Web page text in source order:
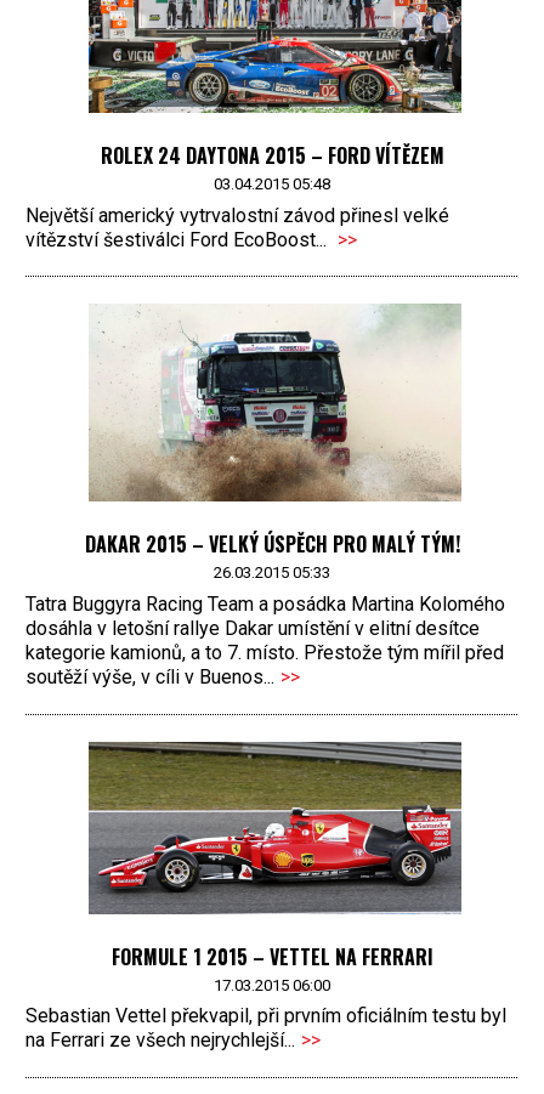
ROLEX 24 DAYTONA 2015 – FORD VÍTĚZEM
03.04.2015 05:48
Největší americký vytrvalostní závod přinesl velké
vítězství šestiválci Ford EcoBoost... >>
DAKAR 2015 – VELKÝ ÚSPĚCH PRO MALÝ TÝM!
26.03.2015 05:33
Tatra Buggyra Racing Team a posádka Martina Kolomého
dosáhla v letošní rallye Dakar umístění v elitní desítce
kategorie kamionů, a to 7. místo. Přestože tým mířil před
soutěží výše, v cíli v Buenos... >>
FORMULE 1 2015 – VETTEL NA FERRARI
17.03.2015 06:00
Sebastian Vettel překvapil, při prvním oficiálním testu byl
na Ferrari ze všech nejrychlejší... >>